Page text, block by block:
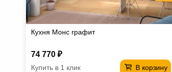
Кухня Монс графит
74 770 ₽
В корзину
Купить в 1 клик